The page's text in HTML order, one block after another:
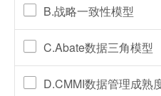
B.战略一致性模型
C.Abate数据三角模型
D.CMMI数据管理成熟